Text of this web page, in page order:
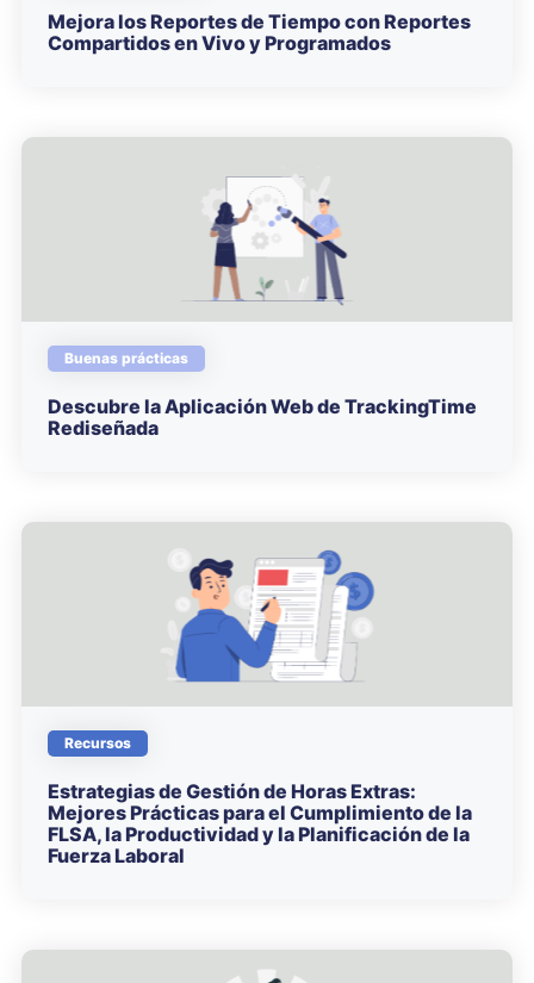
Mejora los Reportes de Tiempo con Reportes
Compartidos en Vivo y Programados
Buenas prácticas
Descubre la Aplicación Web de TrackingTime
Rediseñada
Recursos
Estrategias de Gestión de Horas Extras:
Mejores Prácticas para el Cumplimiento de la
FLSA, la Productividad y la Planificación de la
Fuerza Laboral